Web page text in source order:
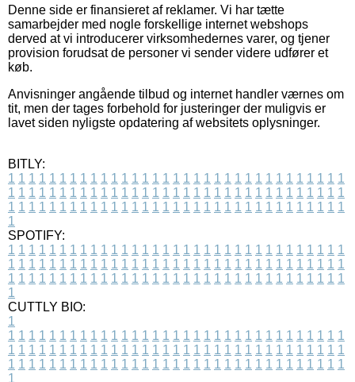
Denne side er finansieret af reklamer. Vi har tætte
samarbejder med nogle forskellige internet webshops
derved at vi introducerer virksomhedernes varer, og tjener
provision forudsat de personer vi sender videre udfører et
køb.
Anvisninger angående tilbud og internet handler værnes om
tit, men der tages forbehold for justeringer der muligvis er
lavet siden nyligste opdatering af websitets oplysninger.
BITLY:
1 1 1 1 1 1 1 1 1 1 1 1 1 1 1 1 1 1 1 1 1 1 1 1 1 1 1 1 1 1 1 1 1
1 1 1 1 1 1 1 1 1 1 1 1 1 1 1 1 1 1 1 1 1 1 1 1 1 1 1 1 1 1 1 1 1
1 1 1 1 1 1 1 1 1 1 1 1 1 1 1 1 1 1 1 1 1 1 1 1 1 1 1 1 1 1 1 1 1
1
SPOTIFY:
1 1 1 1 1 1 1 1 1 1 1 1 1 1 1 1 1 1 1 1 1 1 1 1 1 1 1 1 1 1 1 1 1
1 1 1 1 1 1 1 1 1 1 1 1 1 1 1 1 1 1 1 1 1 1 1 1 1 1 1 1 1 1 1 1 1
1 1 1 1 1 1 1 1 1 1 1 1 1 1 1 1 1 1 1 1 1 1 1 1 1 1 1 1 1 1 1 1 1
1
CUTTLY BIO:
1
1 1 1 1 1 1 1 1 1 1 1 1 1 1 1 1 1 1 1 1 1 1 1 1 1 1 1 1 1 1 1 1 1
1 1 1 1 1 1 1 1 1 1 1 1 1 1 1 1 1 1 1 1 1 1 1 1 1 1 1 1 1 1 1 1 1
1 1 1 1 1 1 1 1 1 1 1 1 1 1 1 1 1 1 1 1 1 1 1 1 1 1 1 1 1 1 1 1 1
1